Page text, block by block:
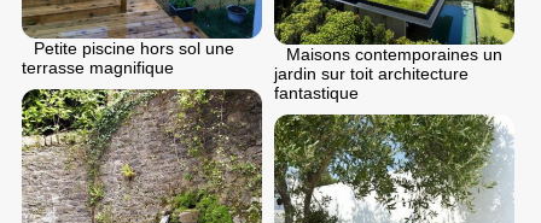
Petite piscine hors sol une
terrasse magnifique
Maisons contemporaines un
jardin sur toit architecture
fantastique